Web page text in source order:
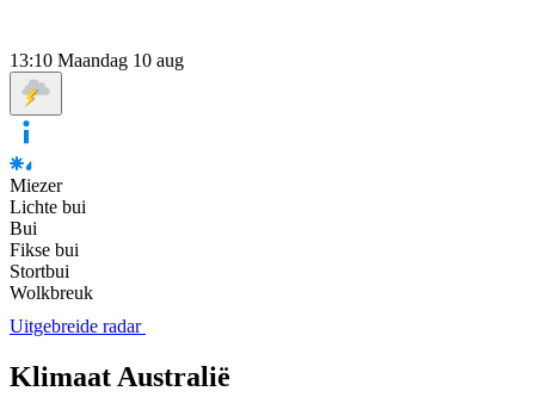
13:10 Maandag 10 aug
Miezer
Lichte bui
Bui
Fikse bui
Stortbui
Wolkbreuk
Uitgebreide radar
Klimaat Australië